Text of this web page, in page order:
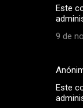
Este
9 de
Este